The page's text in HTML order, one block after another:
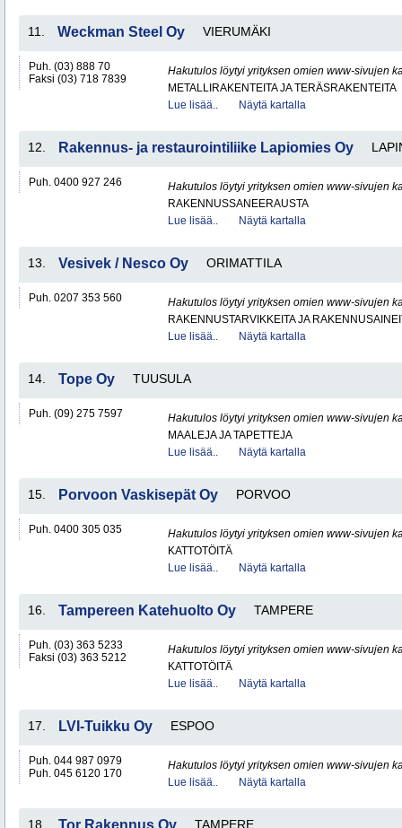
11. Weckman Steel Oy VIERUMÄKI
Puh. (03) 888 70
Faksi (03) 718 7839
Hakutulos löytyi yrityksen omien www-sivujen
METALLIRAKENTEITA JA TERÄSRAKENTEITA
Lue lisää..
Näytä kartalla
12. Rakennus- ja restaurointiliike Lapiomies Oy
Puh. 0400 927 246
Hakutulos löytyi yrityksen omien www-sivujen
RAKENNUSSANEERAUSTA
Lue lisää..
Näytä kartalla
13. Vesivek / Nesco Oy ORIMATTILA
Puh. 0207 353 560
Hakutulos löytyi yrityksen omien www-sivujen
RAKENNUSTARVIKKEITA JA
Lue lisää..
Näytä kartalla
14. Tope Oy TUUSULA
Puh. (09) 275 7597
Hakutulos löytyi yrityksen omien www-sivujen
MAALEJA JA TAPETTEJA
Lue lisää..
Näytä kartalla
15. Porvoon Vaskisepät Oy PORVOO
Puh. 0400 305 035
Hakutulos löytyi yrityksen omien www-sivujen
KATTOTÖITÄ
Lue lisää..
Näytä kartalla
16. Tampereen Katehuolto Oy TAMPERE
Puh. (03) 363 5233
Faksi (03) 363 5212
Hakutulos löytyi yrityksen omien www-sivujen
KATTOTÖITÄ
Lue lisää..
Näytä kartalla
17. LVI-Tuikku Oy ESPOO
Puh. 044 987 0979
Puh. 045 6120 170
Hakutulos löytyi yrityksen omien www-sivujen
Lue lisää..
Näytä kartalla
18. Tor Rakennus Oy TAMPERE